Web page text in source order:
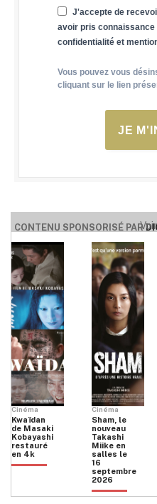
J'accepte de
avoir pris connaissance
confidentialité et
Vous pouvez vous
cliquant sur le lien
JE
CONTENU SPONSORISÉ PAR
Cinéma
Kwaïdan
de Masaki
Kobayashi
restauré
en 4k
Cinéma
Sham, le
nouveau
Takashi
Miike en
salles le
16
septembre
2026